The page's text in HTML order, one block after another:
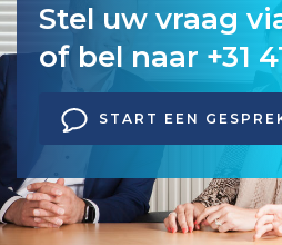
Stel uw vraag
of bel naar +31
START EEN